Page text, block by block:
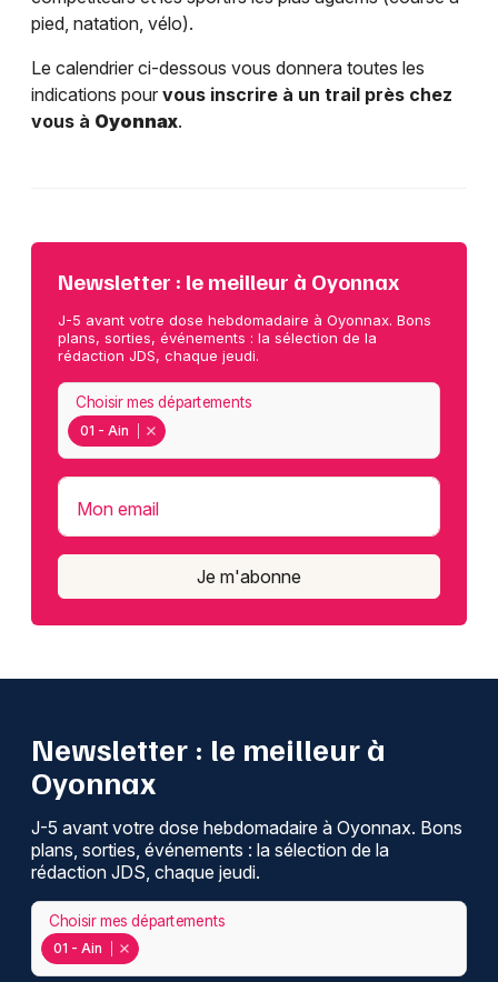
pied, natation, vélo).
Le calendrier ci-dessous vous donnera toutes les
indications pour vous inscrire à un trail près chez
vous à Oyonnax.
Newsletter : le meilleur à Oyonnax
J-5 avant votre dose hebdomadaire à Oyonnax. Bons
plans, sorties, événements : la sélection de la
rédaction JDS, chaque jeudi.
01 - Ain
Choisir mes départements
Mon email
Je m'abonne
Newsletter : le meilleur à
Oyonnax
J-5 avant votre dose hebdomadaire à Oyonnax. Bons
plans, sorties, événements : la sélection de la
rédaction JDS, chaque jeudi.
01 - Ain
Choisir mes départements